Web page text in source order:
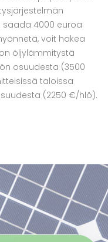
4000 euroa
voit hakea
öljylämmitystä
osuudesta (3500
taloissa
(2250 €/hlö).